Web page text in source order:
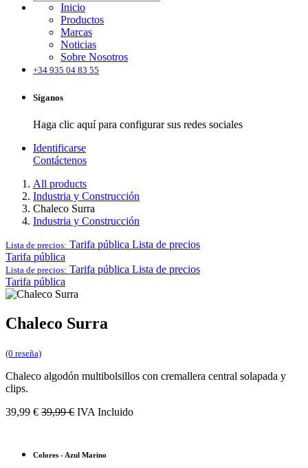
Inicio
Productos
Marcas
Noticias
Sobre Nosotros
+34 935 04 83 55
Síganos
Haga clic aquí para configurar sus redes sociales
Identificarse
Contáctenos
All products
Industria y Construcción
Chaleco Surra
Industria y Construcción
Lista de precios: Tarifa pública Lista de precios
Tarifa pública
Lista de precios: Tarifa pública Lista de precios
Tarifa pública
Chaleco Surra
(0 reseña)
Chaleco algodón multibolsillos con cremallera central solapada y
clips.
39,99 € 39,99€ IVA Incluido
Colores - Azul Marino